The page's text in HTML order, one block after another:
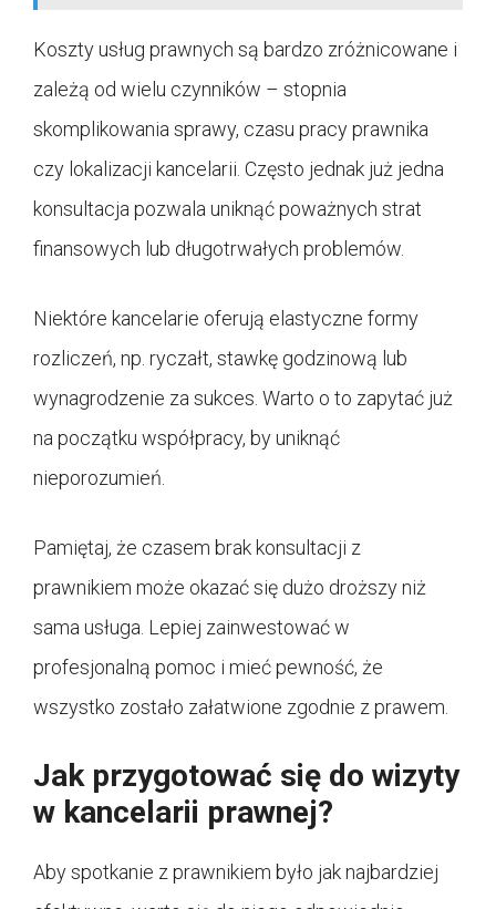
Koszty usług prawnych są bardzo zróżnicowane i
zależą od wielu czynników – stopnia
skomplikowania sprawy, czasu pracy prawnika
czy lokalizacji kancelarii. Często jednak już jedna
konsultacja pozwala uniknąć poważnych strat
finansowych lub długotrwałych problemów.
Niektóre kancelarie oferują elastyczne formy
rozliczeń, np. ryczałt, stawkę godzinową lub
wynagrodzenie za sukces. Warto o to zapytać już
na początku współpracy, by uniknąć
nieporozumień.
Pamiętaj, że czasem brak konsultacji z
prawnikiem może okazać się dużo droższy niż
sama usługa. Lepiej zainwestować w
profesjonalną pomoc i mieć pewność, że
wszystko zostało załatwione zgodnie z prawem.
Jak przygotować się do wizyty
w kancelarii prawnej?
Aby spotkanie z prawnikiem było jak najbardziej